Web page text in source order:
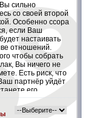
сильно
со своей второй
Особенно ссора
если Ваш
настаивать
отношений.
чтобы собрать
Вы ничего не
Есть риск, что
партнёр уйдёт
его
Подробнее